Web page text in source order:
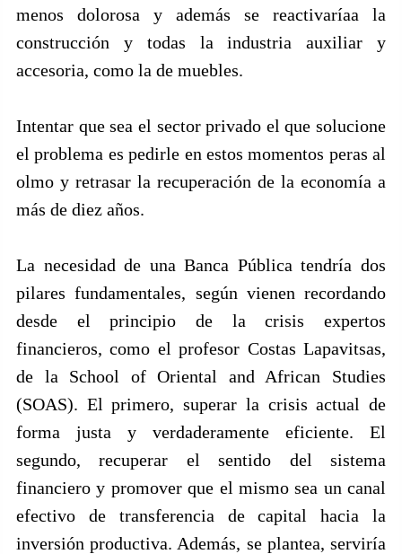
menos dolorosa y además se reactivaríaa la
construcción y todas la industria auxiliar y
accesoria, como la de muebles.
Intentar que sea el sector privado el que solucione
el problema es pedirle en estos momentos peras al
olmo y retrasar la recuperación de la economía a
más de diez años.
La necesidad de una Banca Pública tendría dos
pilares fundamentales, según vienen recordando
desde el principio de la crisis expertos
financieros, como el profesor Costas Lapavitsas,
de la School of Oriental and African Studies
(SOAS). El primero, superar la crisis actual de
forma justa y verdaderamente eficiente. El
segundo, recuperar el sentido del sistema
financiero y promover que el mismo sea un canal
efectivo de transferencia de capital hacia la
inversión productiva. Además, se plantea, serviría